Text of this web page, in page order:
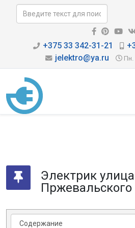
+375 33 342-31-21
jelektro@ya.ru
Электрик улица